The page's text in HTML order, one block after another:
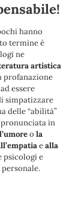
hanno
termine è
ne
artistica
profanazione
essere
simpatizzare
delle “abilità”
in
o la
ealla
psicologi e